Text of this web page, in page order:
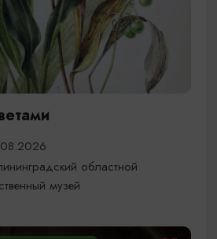
областной
музей